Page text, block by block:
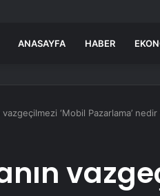
ANASAYFA HABER
vazgeçilmezi ‘Mobil Pazarlama’